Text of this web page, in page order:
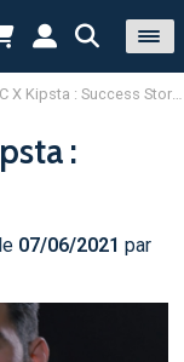
X Kipsta : Success Story !
:
le 07/06/2021 par